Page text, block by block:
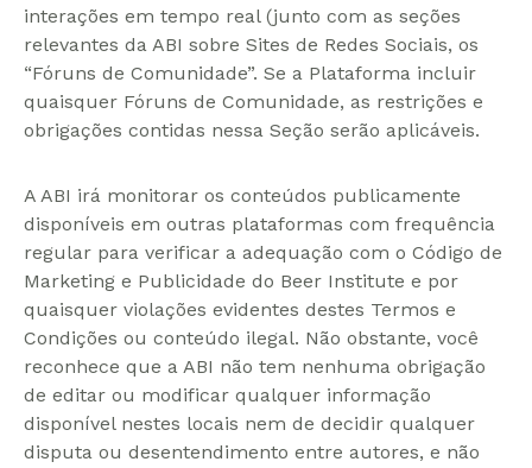
interações em tempo real (junto com as seções
relevantes da ABI sobre Sites de Redes Sociais, os
“Fóruns de Comunidade”. Se a Plataforma incluir
quaisquer Fóruns de Comunidade, as restrições e
obrigações contidas nessa Seção serão aplicáveis.
A ABI irá monitorar os conteúdos publicamente
disponíveis em outras plataformas com frequência
regular para verificar a adequação com o Código de
Marketing e Publicidade do Beer Institute e por
quaisquer violações evidentes destes Termos e
Condições ou conteúdo ilegal. Não obstante, você
reconhece que a ABI não tem nenhuma obrigação
de editar ou modificar qualquer informação
disponível nestes locais nem de decidir qualquer
disputa ou desentendimento entre autores, e não